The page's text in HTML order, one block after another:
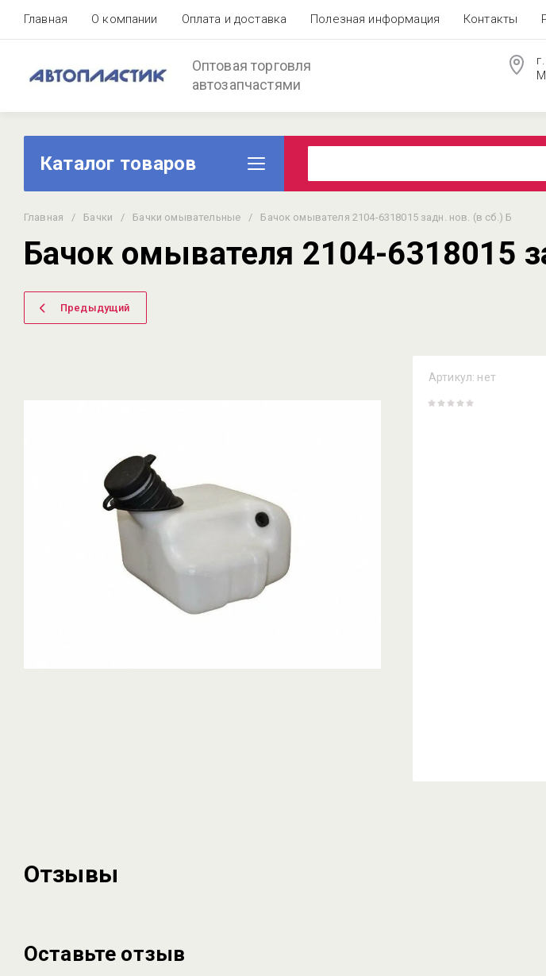
Главная О компании Оплата и доставка Полезная информация Контакты
Оптовая торговля
автозапчастями
Каталог товаров
Главная / Бачки / Бачки омывательные / Бачок омывателя 2104-6318015 задн. нов. (в сб.) Б
Бачок омывателя 2104-6318015
Предыдущий
Артикул: нет
Отзывы
Оставьте отзыв